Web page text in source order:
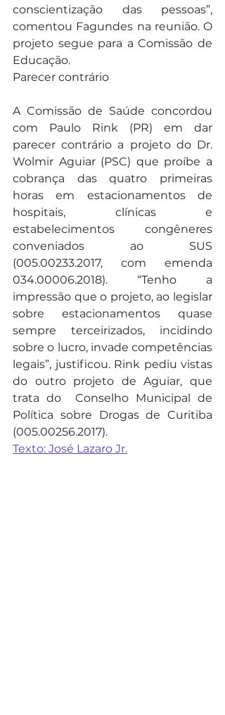
conscientização das pessoas”,
comentou Fagundes na reunião. O
projeto segue para a Comissão de
Educação.
Parecer contrário
A Comissão de Saúde concordou
com Paulo Rink (PR) em dar
parecer contrário a projeto do Dr.
Wolmir Aguiar (PSC) que proíbe a
cobrança das quatro primeiras
horas em estacionamentos de
hospitais, clínicas e
estabelecimentos congêneres
conveniados ao SUS
(005.00233.2017, com emenda
034.00006.2018). “Tenho a
impressão que o projeto, ao legislar
sobre estacionamentos quase
sempre terceirizados, incidindo
sobre o lucro, invade competências
legais”, justificou. Rink pediu vistas
do outro projeto de Aguiar, que
trata do  Conselho Municipal de
Política sobre Drogas de Curitiba
(005.00256.2017).
Texto: José Lazaro Jr.